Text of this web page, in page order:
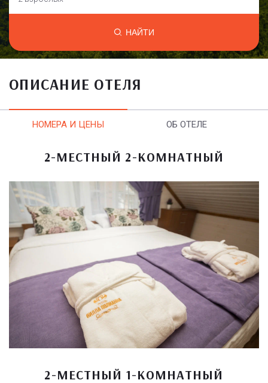
НАЙТИ
ОПИСАНИЕ ОТЕЛЯ
НОМЕРА И ЦЕНЫ ОБ ОТЕЛЕ
2-МЕСТНЫЙ 2-КОМНАТНЫЙ
2-МЕСТНЫЙ 1-КОМНАТНЫЙ